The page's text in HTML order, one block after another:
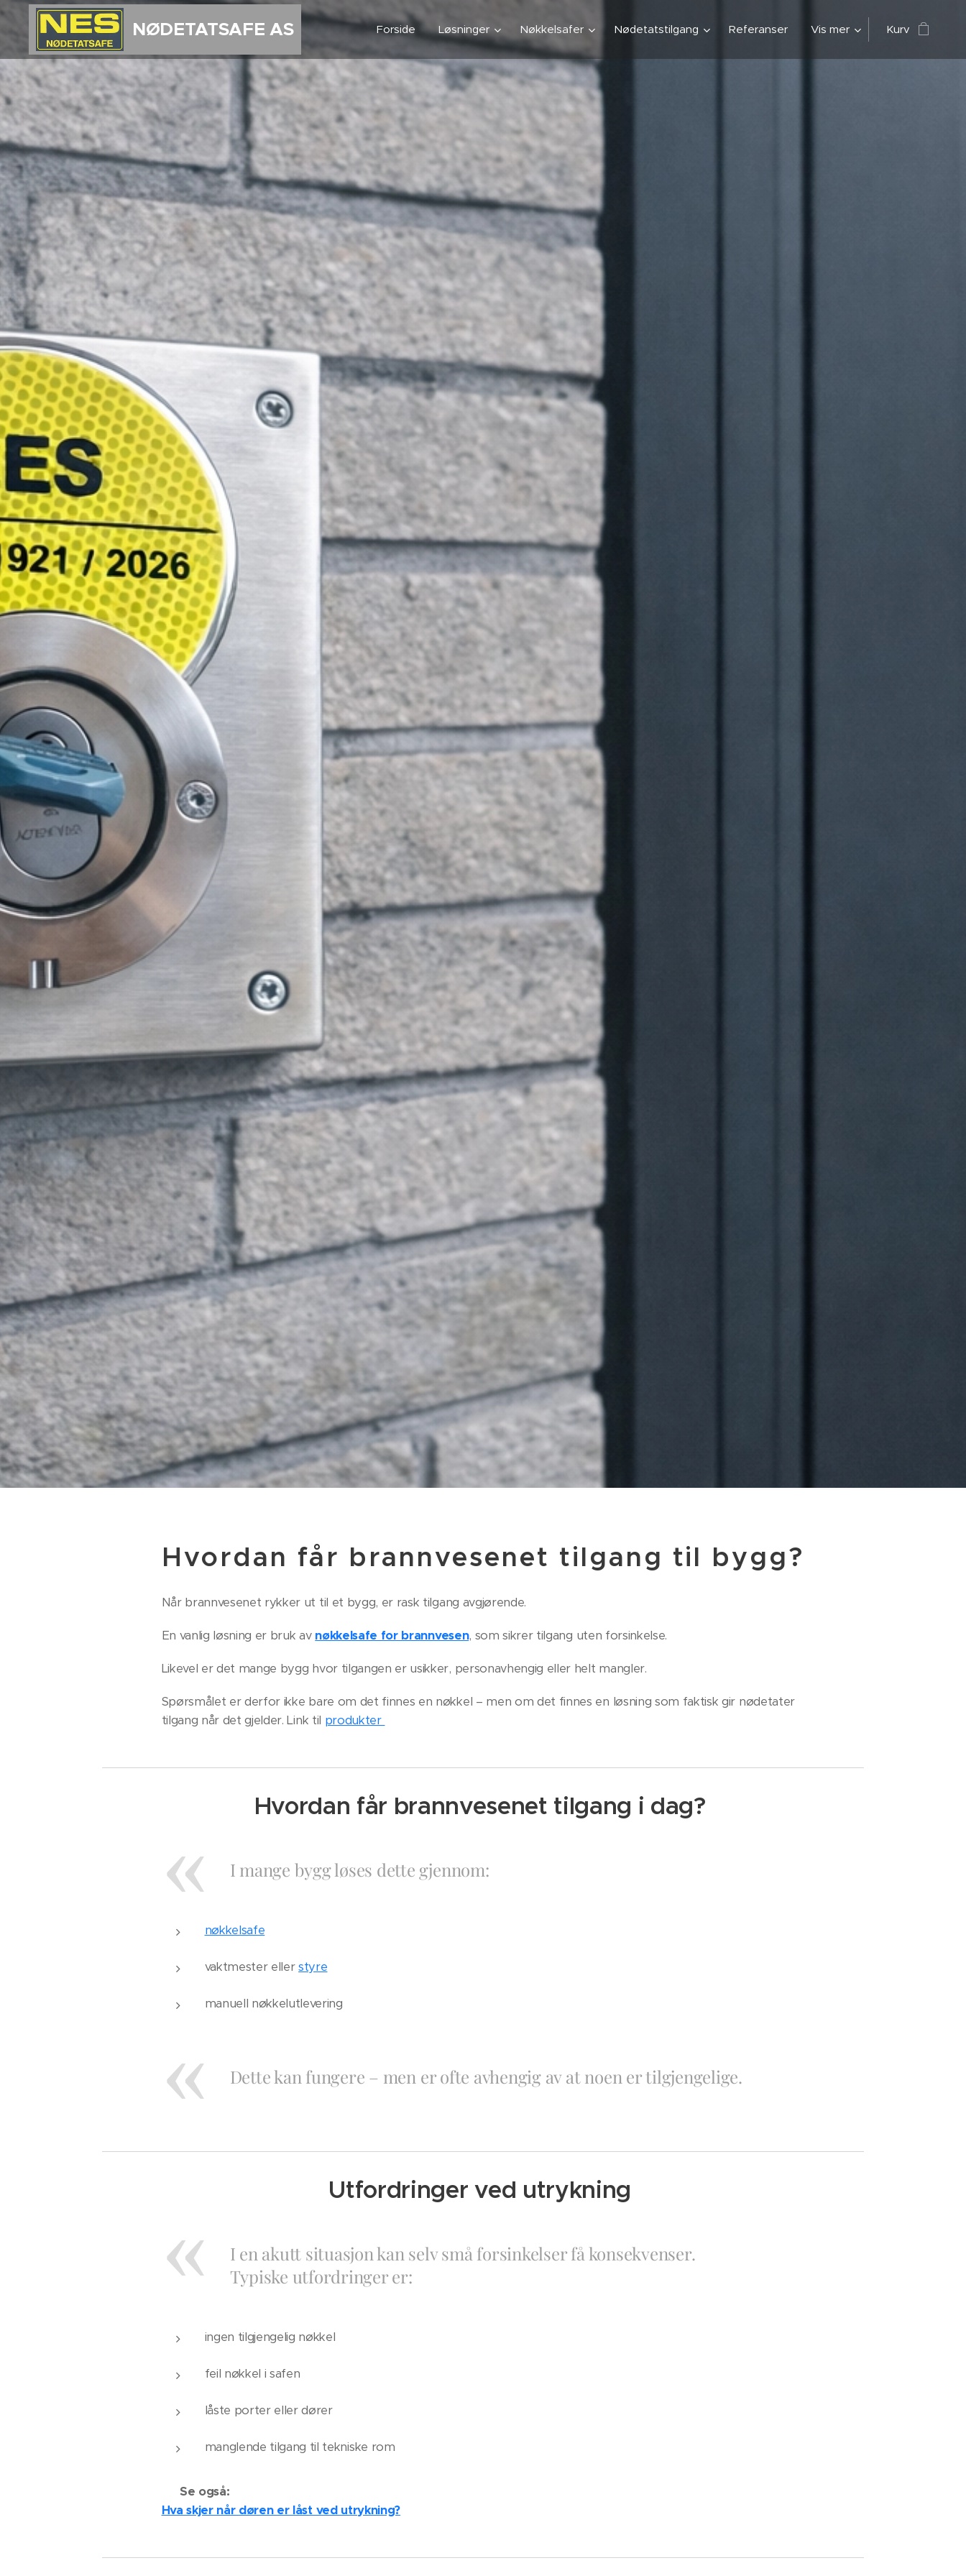
NØDETATSAFE AS Forside Løsninger Nøkkelsafer Nødetatstilgang Referanser Vis mer Kurv
Hvordan får brannvesenet tilgang til bygg?
Når brannvesenet rykker ut til et bygg, er rask tilgang avgjørende.
En vanlig løsning er bruk av nøkkelsafe for brannvesen, som sikrer tilgang uten forsinkelse.
Likevel er det mange bygg hvor tilgangen er usikker, personavhengig eller helt mangler.
Spørsmålet er derfor ikke bare om det finnes en nøkkel – men om det finnes en løsning som faktisk gir nødetater
tilgang når det gjelder. Link til produkter
Hvordan får brannvesenet tilgang i dag?
I mange bygg løses dette gjennom:
nøkkelsafe
vaktmester ellerstyre
manuell nøkkelutlevering
Dette kan fungere – men er ofte avhengig av at noen er tilgjengelige.
Utfordringer ved utrykning
I en akutt situasjon kan selv små forsinkelser få konsekvenser.
Typiske utfordringer er:
ingen tilgjengelig nøkkel
feil nøkkel i safen
låste porter eller dører
manglende tilgang til tekniske rom
👉 Se også:
Hva skjer når døren er låst ved utrykning?